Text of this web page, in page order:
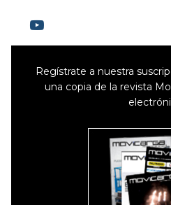
Regístrate a nuestra
una copia de la revista